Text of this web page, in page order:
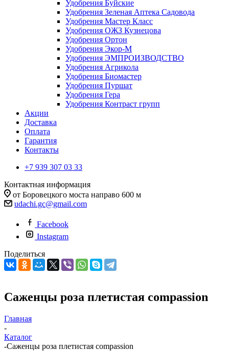
Удобрения Буйские
Удобрения Зеленая Аптека Садовода
Удобрения Мастер Класс
Удобрения ОЖЗ Кузнецова
Удобрения Ортон
Удобрения Экор-М
Удобрения ЭМПРОИЗВОДСТВО
Удобрения Агрикола
Удобрения Биомастер
Удобрения Пуршат
Удобрения Гера
Удобрения Контраст групп
Акции
Доставка
Оплата
Гарантия
Контакты
+7 939 307 03 33
Контактная информация
от Боровецкого моста направо 600 м
udachi.gc@gmail.com
Facebook
Instagram
Поделиться
Саженцы роза плетистая compassion
Главная
-
Каталог
-Саженцы роза плетистая compassion